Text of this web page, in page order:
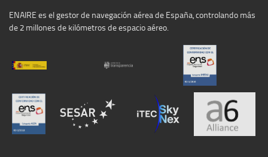
ENAIRE es el gestor de navegación aérea de España, controlando más
de 2 millones de kilómetros de espacio aéreo.